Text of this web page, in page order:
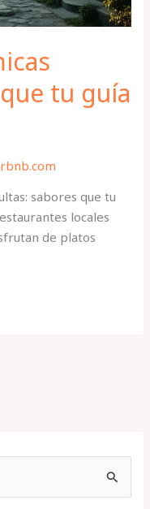
tu guía
sabores que tu
locales
de platos